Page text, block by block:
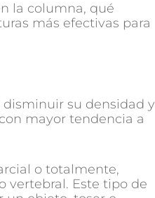
la columna, qué
más efectivas para
su densidad y
mayor tendencia a
o totalmente,
vertebral. Este tipo de